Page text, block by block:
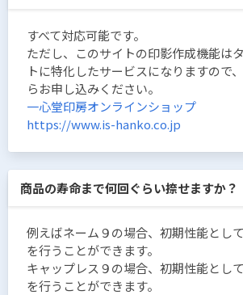
すべて対応可能です。
ただし、このサイトの印影作成機能は
トに特化したサービスになりますので
らお申し込みください。
一心堂印房オンラインショップ
https://www.is-hanko.co.jp
商品の寿命まで何回ぐらい捺せますか？
例えばネーム９の場合、初期性能とし
を行うことができます。
キャップレス９の場合、初期性能とし
を行うことができます。